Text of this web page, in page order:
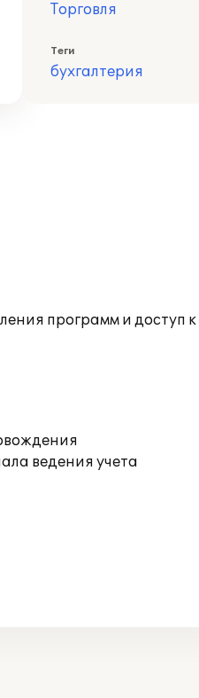
Торговля
Теги
бухгалтерия
программ и доступ
ведения учета